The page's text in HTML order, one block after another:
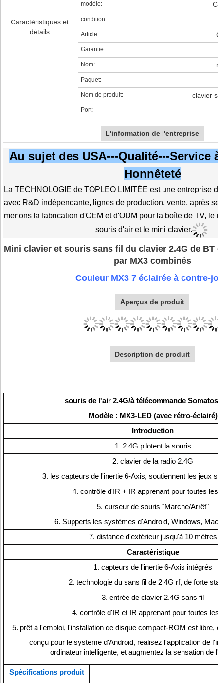
Caractéristiques et
détails
modèle:
condition:
Article:
Garantie:
Nom:
Paquet:
Nom de produit: clavier
Port:
L'information de l'entreprise
Au sujet des USA---Qualité---Service
Honnêteté
La TECHNOLOGIE de TOPLEO LIMITÉE est une entreprise
avec R&D indépendante, lignes de production, vente, après
menons la fabrication d'OEM et d'ODM pour la boîte de TV,
souris d'air et le mini clavier.
Mini clavier et souris sans fil du clavier 2.4G de
par MX3 combinés
Couleur MX3 7 éclairée à contre-
Aperçus de produit
Description de produit
souris de l'air 2.4G/à télécommande
Modèle : MX3-LED (avec rétro-éclairé)
Introduction
1. 2.4G pilotent la souris
2. clavier de la radio 2.4G
3. les capteurs de l'inertie 6-Axis, soutiennent les jeux
4. contrôle d'IR + IR apprenant pour toutes
5. curseur de souris "Marche/Arrêt"
6. Supperts les systèmes d'Android, Windows,
7. distance d'extérieur jusqu'à 10 mètres
Caractéristique
1. capteurs de l'inertie 6-Axis intégrés
2. technologie du sans fil de 2.4G rf, de forte
3. entrée de clavier 2.4G sans fil
4. contrôle d'IR et IR apprenant pour toutes
5. prêt à l'emploi, l'installation de disque compact-ROM est
conçu pour le système d'Android, réalisez l'application de
ordinateur intelligente, et augmentez la sensation de
Spécifications produit